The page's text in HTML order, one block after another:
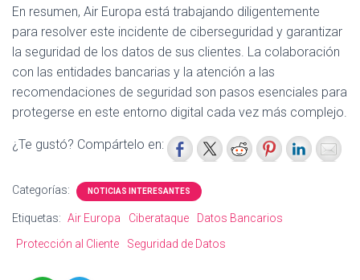
En resumen, Air Europa está trabajando diligentemente
para resolver este incidente de ciberseguridad y garantizar
la seguridad de los datos de sus clientes. La colaboración
con las entidades bancarias y la atención a las
recomendaciones de seguridad son pasos esenciales para
protegerse en este entorno digital cada vez más complejo.
¿Te gustó? Compártelo en:
Categorías: NOTICIAS INTERESANTES
Etiquetas: Air Europa Ciberataque
Datos Bancarios
Protección al Cliente
Seguridad de Datos